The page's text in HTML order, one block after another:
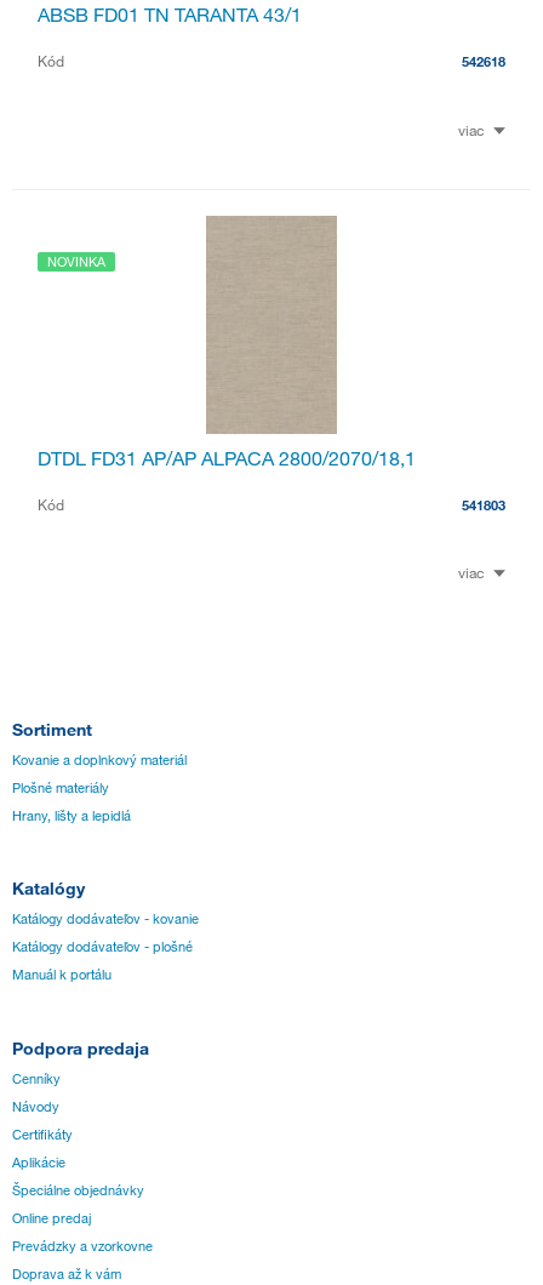
ABSB FD01 TN TARANTA 43/1
Kód 542618
viac
NOVINKA
DTDL FD31 AP/AP ALPACA 2800/2070/18,1
Kód 541803
viac
Sortiment
Kovanie a doplnkový materiál
Plošné materiály
Hrany, lišty a lepidlá
Katalógy
Katálogy dodávateľov - kovanie
Katálogy dodávateľov - plošné
Manuál k portálu
Podpora predaja
Cenníky
Návody
Certifikáty
Aplikácie
Špeciálne objednávky
Online predaj
Prevádzky a vzorkovne
Doprava až k vám